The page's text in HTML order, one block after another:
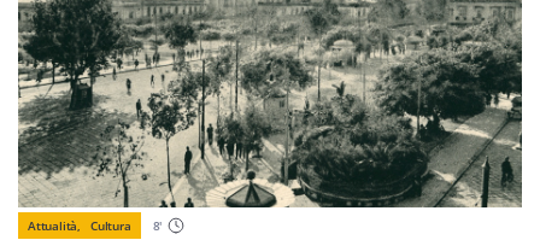
Attualità, Cultura 8'